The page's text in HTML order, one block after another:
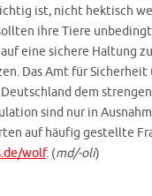
ist, nicht hektisch
ihre Tiere
eine sichere Haltung
Das Amt für Sicherheit
dem
sind nur in
auf häufig gestellte
wolf. (md/-oli)